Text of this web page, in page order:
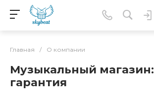
Главная / О компании
Музыкальный магазин:
гарантия